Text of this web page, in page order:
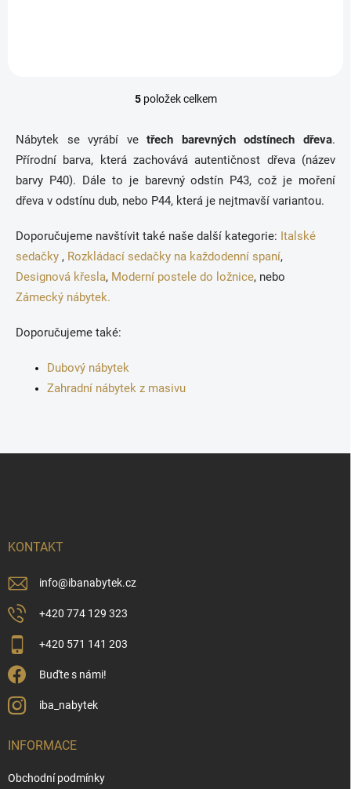
O
d
a
c
í
r
v
k
y
5položek celkem
Nábytek se vyrábí vetřech barevných odstínech dřeva.
Přírodní barva, která zachovává autentičnost dřeva (název
barvy P40). Dále to je barevný odstín P43, což je moření
dřeva v odstínu dub, nebo P44, která je nejtmavší variantou.
Doporučujeme navštívit také naše další kategorie: Italské
sedačky , Rozkládací sedačky na každodenní spaní,
Designová křesla, Moderní postele do ložnice, nebo
Zámecký nábytek.
Doporučujeme také:
Dubový nábytek
Zahradní nábytek z masivu
KONTAKT
info@ibanabytek.cz
+420 774 129 323
+420 571 141 203
Buďte s námi!
iba_nabytek
INFORMACE
Obchodní podmínky